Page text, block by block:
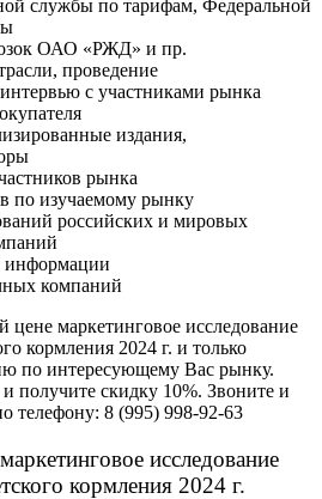
службы по тарифам, Федеральной
ОАО «РЖД» и пр.
проведение
с участниками рынка
издания,
рынка
по изучаемому рынку
российских и мировых
информации
компаний
цене маркетинговое исследование
кормления 2024 г. и только
по интересующему Вас рынку.
и получите скидку 10%. Звоните и
телефону: 8 (995) 998-92-63
исследование
кормления 2024 г.